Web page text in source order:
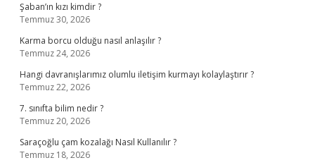
Şaban’ın kızı kimdir ?
Temmuz 30, 2026
Karma borcu olduğu nasıl anlaşılır ?
Temmuz 24, 2026
Hangi davranışlarımız olumlu iletişim kurmayı kolaylaştırır ?
Temmuz 22, 2026
7. sınıfta bilim nedir ?
Temmuz 20, 2026
Saraçoğlu çam kozalağı Nasıl Kullanılır ?
Temmuz 18, 2026